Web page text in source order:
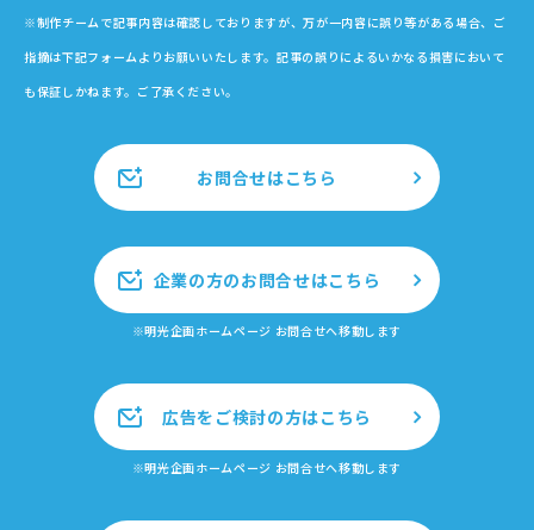
※制作チームで記事内容は確認しておりますが、万が一内容に誤り等がある場合、ご
指摘は下記フォームよりお願いいたします。記事の誤りによるいかなる損害において
も保証しかねます。ご了承ください。
お問合せはこちら
企業の方のお問合せはこちら
※明光企画ホームページ お問合せへ移動します
広告をご検討の方はこちら
※明光企画ホームページ お問合せへ移動します